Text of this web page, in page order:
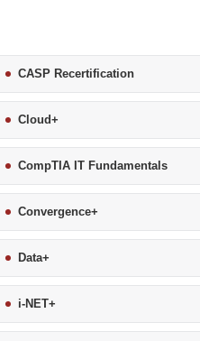
CASP Recertification
Cloud+
CompTIA IT Fundamentals
Convergence+
Data+
i-NET+